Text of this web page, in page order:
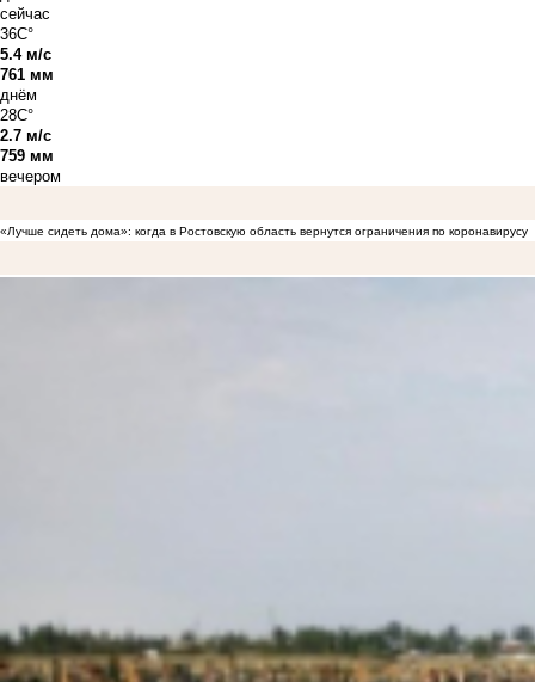
сейчас
36C°
5.4 м/с
761 мм
днём
28C°
2.7 м/с
759 мм
вечером
«Лучше сидеть дома»: когда в Ростовскую область вернутся ограничения по коронавирусу